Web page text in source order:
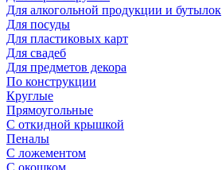
Для алкогольной продукции и бутылок
Для посуды
Для пластиковых карт
Для свадеб
Для предметов декора
По конструкции
Круглые
Прямоугольные
С откидной крышкой
Пеналы
С ложементом
С окошком